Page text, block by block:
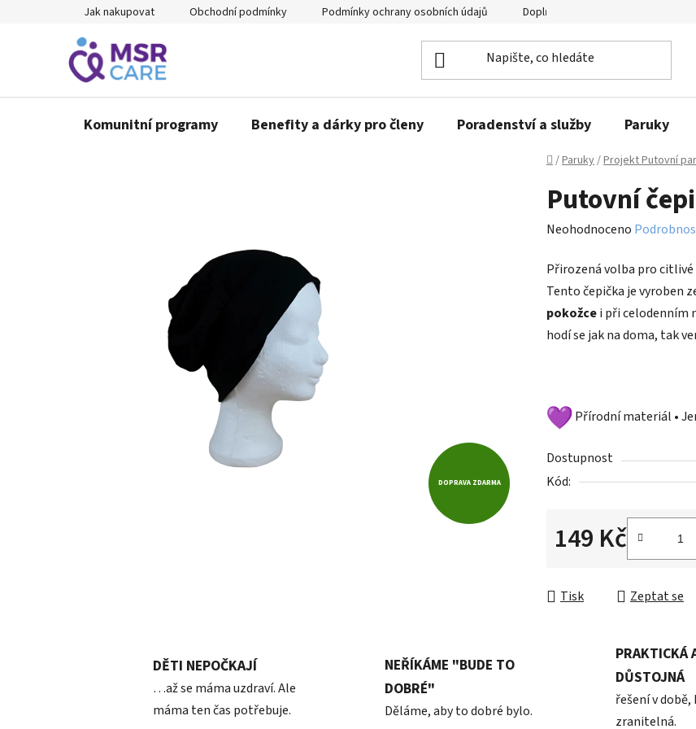
Jak nakupovat Obchodní podmínky Podmínky ochrany osobních údajů Doplňující informace
Komunitní programy Benefity a dárky pro členy Poradenství a služby Paruky
Domů
/Paruky/Projekt Putovní
Putovní
Průměrné
produktu
je
0,0
z
Neohodnoceno
Přirozená volba pro citlivé
Tento čepička je vyroben
pokožcei při celodenním
hodí se jak na doma, tak
Přírodní materiál •
Dostupnost
Kód:
149 Kč
Tisk Zeptat se
DOPRAVA ZDARMA
DĚTI NEPOČKAJÍ
…až se máma uzdraví. Ale
máma ten čas potřebuje.
NEŘÍKÁME "BUDE TO
DOBRÉ"
Děláme, aby to dobré bylo.
PRAKTICKÁ
DŮSTOJNÁ
řešení v době,
zranitelná.